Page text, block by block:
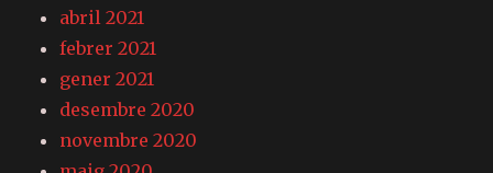
abril 2021
febrer 2021
gener 2021
desembre 2020
novembre 2020